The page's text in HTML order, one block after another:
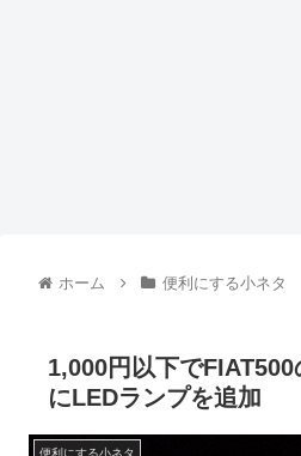
ホーム 便利にする小ネタ
1,000円以下で
にLEDランプを追加